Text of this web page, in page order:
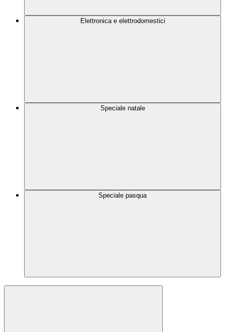
Elettronica e elettrodomestici
Speciale natale
Speciale pasqua